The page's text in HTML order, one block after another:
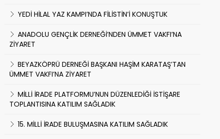
YEDİ HİLAL YAZ KAMPI’NDA FİLİSTİN’İ KONUŞTUK
ANADOLU GENÇLİK DERNEĞİ’NDEN ÜMMET VAKFI’NA
ZİYARET
BEYAZKÖPRÜ DERNEĞİ BAŞKANI HAŞİM KARATAŞ’TAN
ÜMMET VAKFI’NA ZİYARET
MİLLİ İRADE PLATFORMU’NUN DÜZENLEDİĞİ İSTİŞARE
TOPLANTISINA KATILIM SAĞLADIK
15. MİLLİ İRADE BULUŞMASINA KATILIM SAĞLADIK